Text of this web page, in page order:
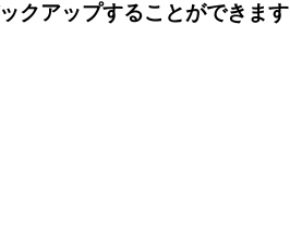
クアップすることができます